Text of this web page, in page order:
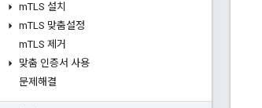
mTLS 설치
mTLS 맞춤설정
mTLS 제거
맞춤 인증서 사용
문제해결